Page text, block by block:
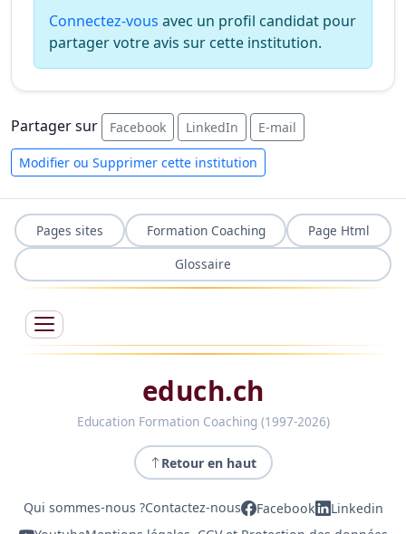
Connectez-vous avec un profil candidat pour
partager votre avis sur cette institution.
Partager sur Facebook LinkedIn E-mail
Modifier ou Supprimer cette institution
Pages sites Formation Coaching
Page Html
Glossaire
educh.ch
Education Formation Coaching (1997-2026)
Retour en haut
Qui sommes-nous ?Contactez-nous Facebook
Linkedin